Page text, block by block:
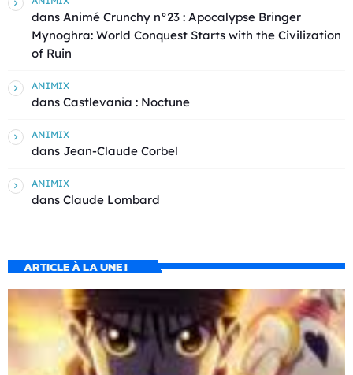
dans Animé Crunchy n°23 : Apocalypse Bringer
Mynoghra: World Conquest Starts with the Civilization
of Ruin
ANIMIX
dans Castlevania : Noctune
ANIMIX
dans Jean-Claude Corbel
ANIMIX
dans Claude Lombard
ARTICLE À LA UNE !